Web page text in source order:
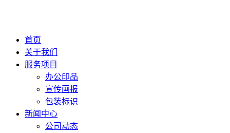
首页
关于我们
服务项目
办公印品
宣传画报
包装标识
新闻中心
公司动态